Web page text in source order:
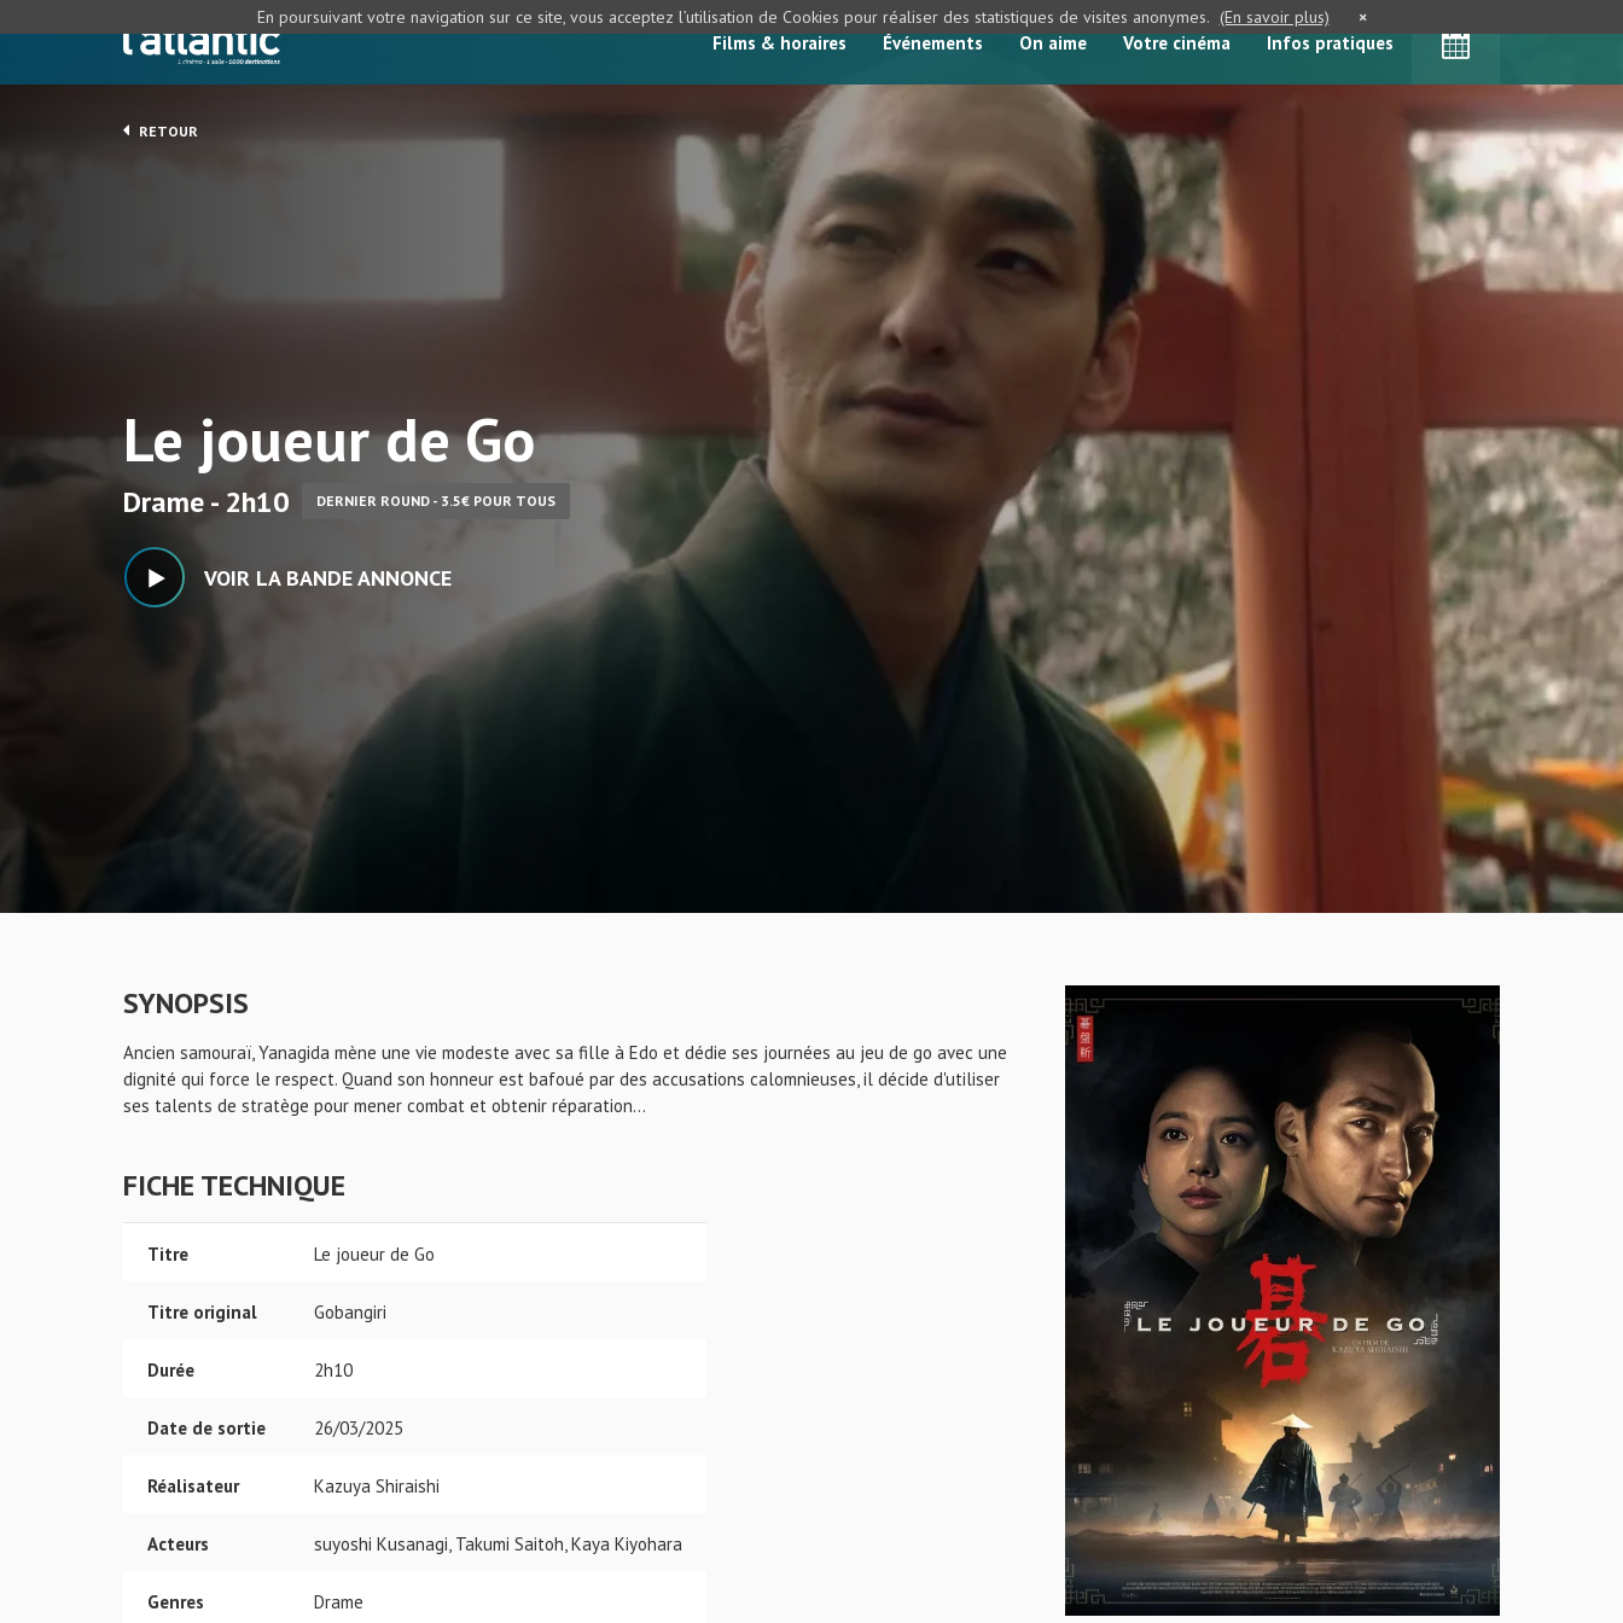
Films & horaires Événements On aime Votre cinéma Infos pratiques
RETOUR
Le joueur de Go
Drame - 2h10 DERNIER ROUND - 3.5€ POUR TOUS
VOIR LA BANDE ANNONCE
SYNOPSIS
Ancien samouraï, Yanagida mène une vie modeste avec sa fille à Edo et dédie ses journées au jeu de go avec une
dignité qui force le respect. Quand son honneur est bafoué par des accusations calomnieuses, il décide d'utiliser
ses talents de stratège pour mener combat et obtenir réparation...
FICHE TECHNIQUE
Titre Le joueur de Go
Titre original Gobangiri
Durée 2h10
Date de sortie 26/03/2025
Réalisateur Kazuya Shiraishi
Acteurs suyoshi Kusanagi, Takumi Saitoh, Kaya Kiyohara
Genres Drame
En poursuivant votre navigation sur ce site, vous acceptez l’utilisation de Cookies pour réaliser des statistiques de visites anonymes. (En savoir plus) ×